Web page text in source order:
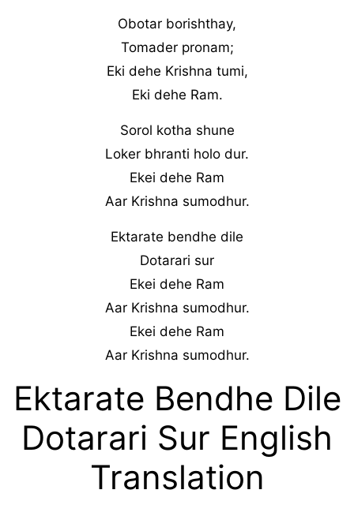
Obotar borishthay,
Tomader pronam;
Eki dehe Krishna tumi,
Eki dehe Ram.
Sorol kotha shune
Loker bhranti holo dur.
Ekei dehe Ram
Aar Krishna sumodhur.
Ektarate bendhe dile
Dotarari sur
Ekei dehe Ram
Aar Krishna sumodhur.
Ekei dehe Ram
Aar Krishna sumodhur.
Ektarate Bendhe Dile
Dotarari Sur English
Translation